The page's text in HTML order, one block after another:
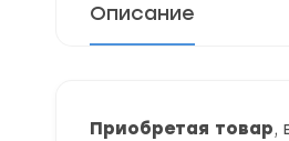
Описание
Приобретая товар,